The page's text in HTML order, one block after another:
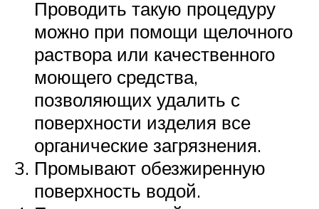
Проводить такую процедуру
можно при помощи щелочного
раствора или качественного
моющего средства,
позволяющих удалить с
поверхности изделия все
органические загрязнения.
Промывают обезжиренную
поверхность водой.